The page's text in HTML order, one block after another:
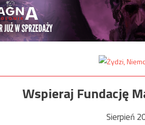
Wspieraj Fundację
Sierpień